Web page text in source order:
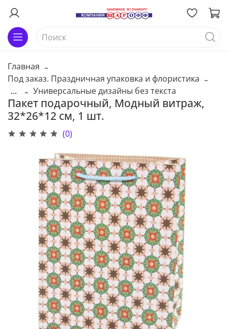
Главная
Под заказ. Праздничная упаковка и флористика
...
Универсальные дизайны без текста
Пакет подарочный, Модный витраж,
32*26*12 см, 1 шт.
(0)